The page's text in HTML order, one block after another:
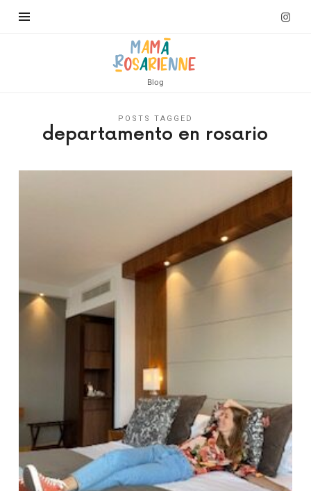
Blog
POSTS TAGGED
departamento en rosario